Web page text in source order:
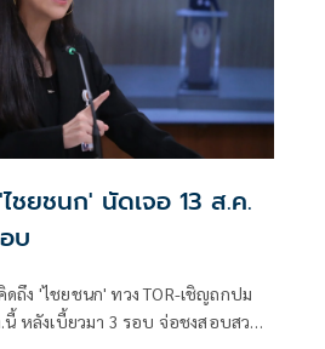
ยชนก' นัดเจอ 13 ส.ค.
บ
ถึง 'ไชยชนก' ทวง TOR-เชิญถกปม
นี้ หลังเบี้ยวมา 3 รอบ จ่อชงสอบสวน